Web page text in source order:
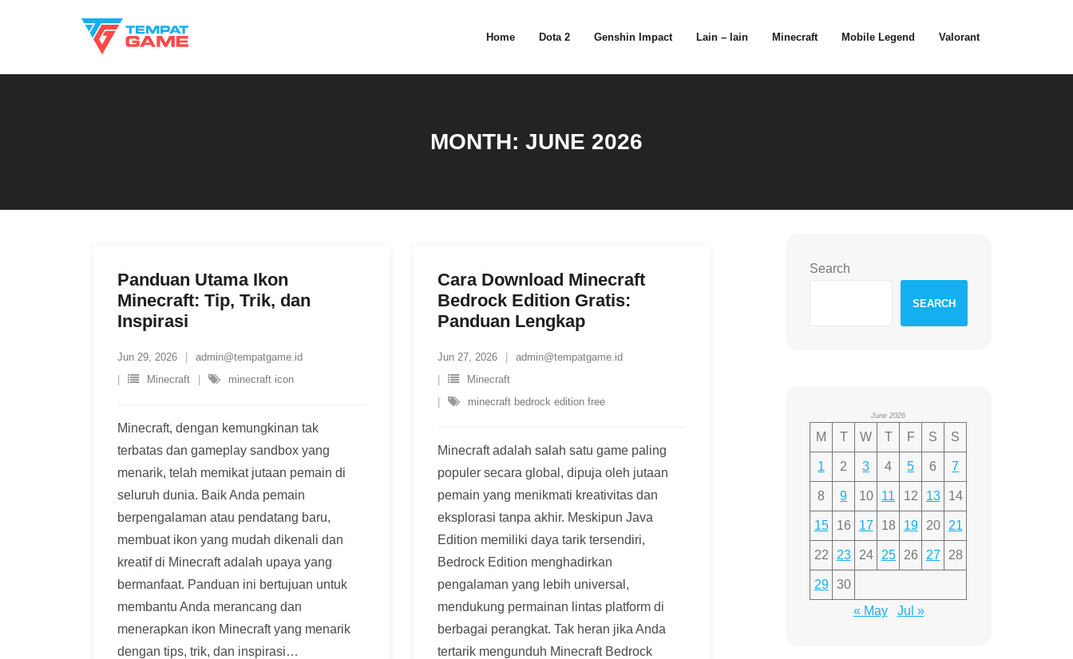
Home Dota 2 Genshin Impact Lain – lain Minecraft Mobile Legend Valorant
MONTH: JUNE 2026
Panduan Utama Ikon
Minecraft: Tip, Trik, dan
Inspirasi
Jun 29, 2026
admin@tempatgame.id
Minecraft
minecraft icon
Minecraft, dengan kemungkinan tak
terbatas dan gameplay sandbox yang
menarik, telah memikat jutaan pemain di
seluruh dunia. Baik Anda pemain
berpengalaman atau pendatang baru,
membuat ikon yang mudah dikenali dan
kreatif di Minecraft adalah upaya yang
bermanfaat. Panduan ini bertujuan untuk
membantu Anda merancang dan
menerapkan ikon Minecraft yang menarik
dengan tips, trik, dan inspirasi…
Cara Download Minecraft
Bedrock Edition Gratis:
Panduan Lengkap
Jun 27, 2026
admin@tempatgame.id
Minecraft
minecraft bedrock edition free
Minecraft adalah salah satu game paling
populer secara global, dipuja oleh jutaan
pemain yang menikmati kreativitas dan
eksplorasi tanpa akhir. Meskipun Java
Edition memiliki daya tarik tersendiri,
Bedrock Edition menghadirkan
pengalaman yang lebih universal,
mendukung permainan lintas platform di
berbagai perangkat. Tak heran jika Anda
tertarik mengunduh Minecraft Bedrock
Search
SEARCH
June 2026
M T W T F S S
1 2 3 4 5 6 7
8 9 10 11 12 13 14
15 16 17 18 19 20 21
22 23 24 25 26 27 28
29
30
« May
Jul »